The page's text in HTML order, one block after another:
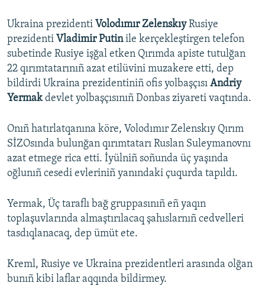
Ukraina prezidenti Volodımır ZelenskıyRusiye
prezidenti Vladimir Putinile kerçekleştirgen telefon
subetinde Rusiye işğal etken Qırımda apiste tutulğan
22 qırımtatarınıñ azat etilüvini muzakere etti, dep
bildirdi Ukraina prezidentiniñ ofis yolbaşçısı Andriy
Yermakdevlet yolbaşçısınıñ Donbas ziyareti vaqtında.
Onıñ hatırlatqanına köre, Volodımır Zelenskıy Qırım
SİZOsında bulunğan qırımtatarı Ruslan Suleymanovnı
azat etmege rica etti. İyülniñ soñunda üç yaşında
oğlunıñ cesedi evleriniñ yanındaki çuqurda tapıldı.
Yermak, Üç taraflı bağ gruppasınıñ eñ yaqın
toplaşuvlarında almaştırılacaq şahıslarnıñ cedvelleri
tasdıqlanacaq, dep ümüt ete.
Kreml, Rusiye ve Ukraina prezidentleri arasında olğan
bunıñ kibi laflar aqqında bildirmey.